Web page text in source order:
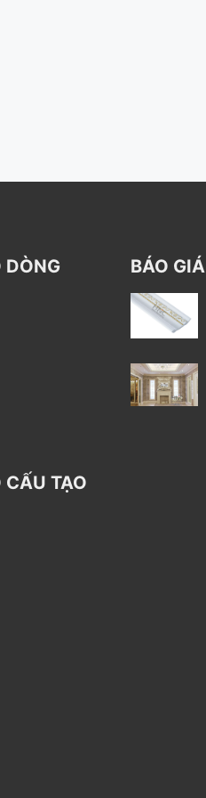
DÒNG
CẤU TẠO
BÁO GIÁ